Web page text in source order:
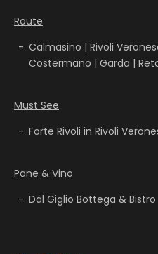
Route
Calmasino | Rivoli
Costermano | Garda |
Must See
Forte Rivoli in Rivoli
Pane & Vino
Dal Giglio Bottega & Bistro